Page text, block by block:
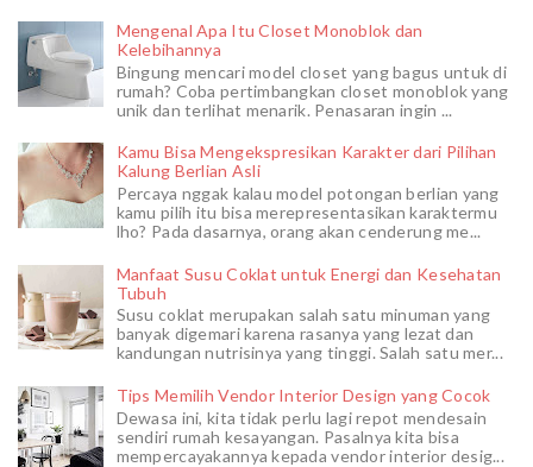
Mengenal Apa Itu Closet Monoblok dan
Kelebihannya
Bingung mencari model closet yang bagus untuk di
rumah? Coba pertimbangkan closet monoblok yang
unik dan terlihat menarik. Penasaran ingin ...
Kamu Bisa Mengekspresikan Karakter dari Pilihan
Kalung Berlian Asli
Percaya nggak kalau model potongan berlian yang
kamu pilih itu bisa merepresentasikan karaktermu
lho? Pada dasarnya, orang akan cenderung me...
Manfaat Susu Coklat untuk Energi dan Kesehatan
Tubuh
Susu coklat merupakan salah satu minuman yang
banyak digemari karena rasanya yang lezat dan
kandungan nutrisinya yang tinggi. Salah satu mer...
Tips Memilih Vendor Interior Design yang Cocok
Dewasa ini, kita tidak perlu lagi repot mendesain
sendiri rumah kesayangan. Pasalnya kita bisa
mempercayakannya kepada vendor interior desig...